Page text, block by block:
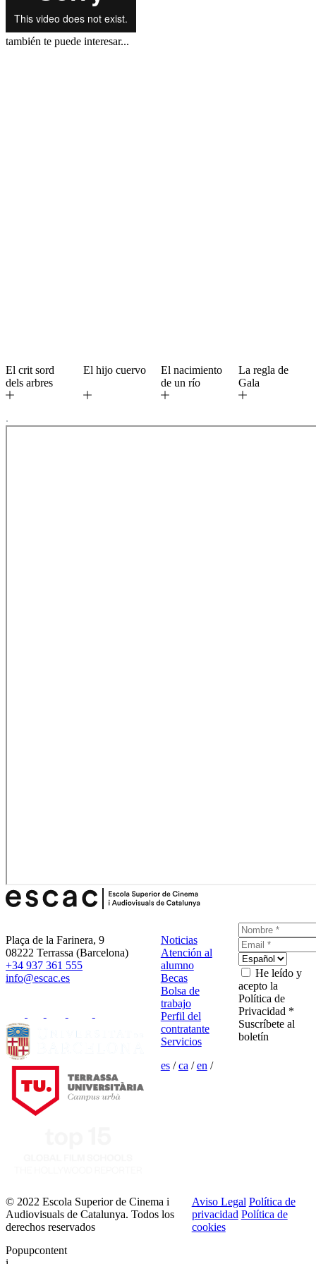
también te puede interesar...
El crit sord
dels arbres
El hijo cuervo
El nacimiento
de un río
La regla de
Gala
Plaça de la Farinera, 9
08222 Terrassa (Barcelona)
+34 937 361 555
info@escac.es
Noticias
Atención al
alumno
Becas
Bolsa de
trabajo
Perfil del
contratante
Servicios
es/ca /en /
He leído y
acepto la
Política de
Privacidad *
Suscríbete al
boletín
© 2022 Escola Superior de Cinema i
Audiovisuals de Catalunya. Todos los
derechos reservados
Aviso Legal Política de
privacidad Política de
cookies
Popupcontent